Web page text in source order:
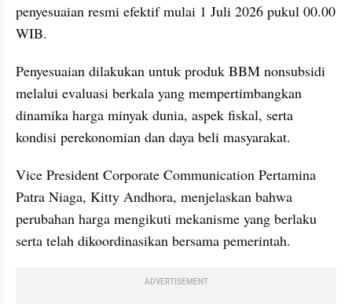
penyesuaian resmi efektif mulai 1 Juli 2026 pukul 00.00
WIB.
Penyesuaian dilakukan untuk produk BBM nonsubsidi
melalui evaluasi berkala yang mempertimbangkan
dinamika harga minyak dunia, aspek fiskal, serta
kondisi perekonomian dan daya beli masyarakat.
Vice President Corporate Communication Pertamina
Patra Niaga, Kitty Andhora, menjelaskan bahwa
perubahan harga mengikuti mekanisme yang berlaku
serta telah dikoordinasikan bersama pemerintah.
ADVERTISEMENT